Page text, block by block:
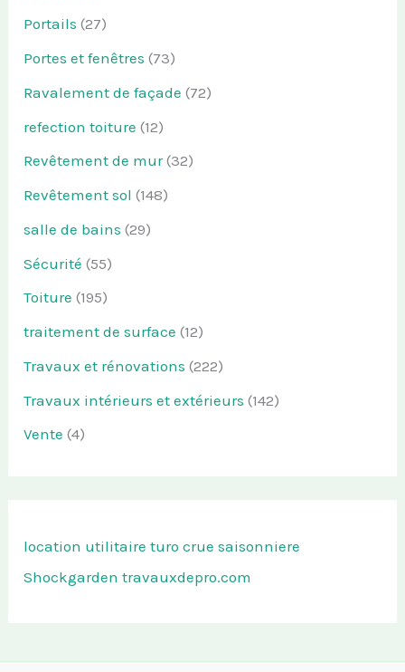
Portails (27)
Portes et fenêtres (73)
Ravalement de façade (72)
refection toiture (12)
Revêtement de mur(32)
Revêtement sol (148)
salle de bains (29)
Sécurité (55)
Toiture (195)
traitement de surface (12)
Travaux et rénovations (222)
Travaux intérieurs et extérieurs (142)
Vente (4)
location utilitaire turo crue saisonniere
Shockgarden travauxdepro.com